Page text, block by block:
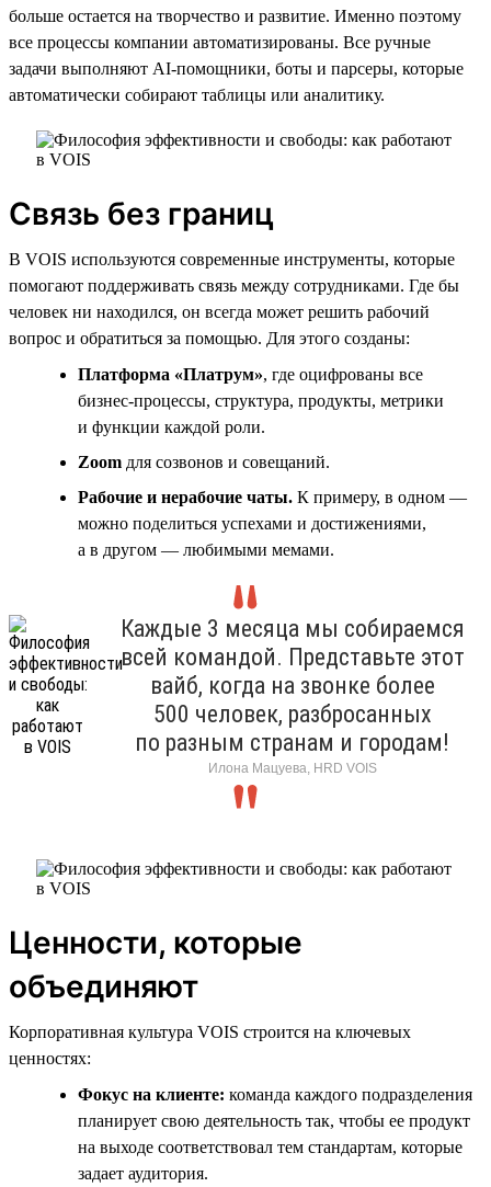
больше остается на творчество и развитие. Именно поэтому
все процессы компании автоматизированы. Все ручные
задачи выполняют AI-помощники, боты и парсеры, которые
автоматически собирают таблицы или аналитику.
Связь без границ
В VOIS используются современные инструменты, которые
помогают поддерживать связь между сотрудниками. Где бы
человек ни находился, он всегда может решить рабочий
вопрос и обратиться за помощью. Для этого созданы:
Платформа «Платрум», где оцифрованы все
бизнес-процессы, структура, продукты, метрики
и функции каждой роли.
Zoom для созвонов и совещаний.
Рабочие и нерабочие чаты. К примеру, в одном —
можно поделиться успехами и достижениями,
а в другом — любимыми мемами.
Каждые 3 месяца мы собираемся
всей командой. Представьте этот
вайб, когда на звонке более
500 человек, разбросанных
по разным странам и городам!
Илона Мацуева, HRD VOIS
Ценности, которые
объединяют
Корпоративная культура VOIS строится на ключевых
ценностях:
Фокус на клиенте: команда каждого подразделения
планирует свою деятельность так, чтобы ее продукт
на выходе соответствовал тем стандартам, которые
задает аудитория.